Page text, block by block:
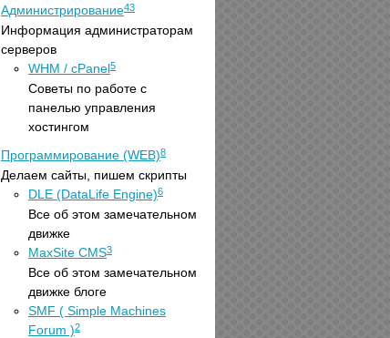
Администрирование43
Информация администраторам
серверов
WHM / cPanel5
Советы по работе с
панелью управления
хостингом
Программирование (WEB)8
Делаем сайты, пишем скрипты
DLE (DataLife Engine)6
Все об этом замечательном
движке
MaxSite CMS3
Все об этом замечательном
движке блоге
SMF ( Simple Machines
Forum )2